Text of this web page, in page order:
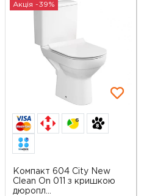
Акція -39%
6
Компакт 604 City New
Clean On 011 з кришкою
дюропл...